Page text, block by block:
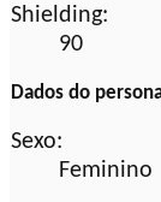
Shielding:
90
Dados do
Sexo:
Feminino